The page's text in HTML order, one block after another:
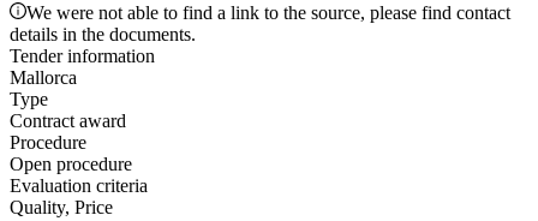
We were not able to find a link to the source, please find contact
details in the documents.
Tender information
Mallorca
Type
Contract award
Procedure
Open procedure
Evaluation criteria
Quality, Price